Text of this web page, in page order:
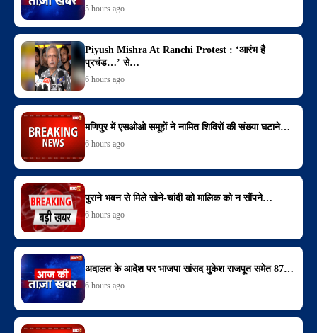
5 hours ago
Piyush Mishra At Ranchi Protest : ‘आरंभ है
प्रचंड…’ से…
6 hours ago
मणिपुर में एसओओ समूहों ने नामित शिविरों की संख्या घटाने…
6 hours ago
पुराने भवन से मिले सोने-चांदी को मालिक को न सौंपने…
6 hours ago
अदालत के आदेश पर भाजपा सांसद मुकेश राजपूत समेत 87…
6 hours ago